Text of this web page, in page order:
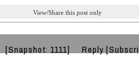
View/Share this post only
[Snapshot: 1111] Reply